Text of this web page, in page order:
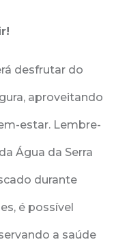
desfrutar do
aproveitando
estar. Lembre-
Água da Serra
durante
é possível
a saúde